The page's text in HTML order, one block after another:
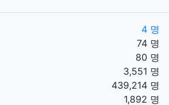
4 명
74 명
80 명
3,551 명
439,214 명
1,892 명